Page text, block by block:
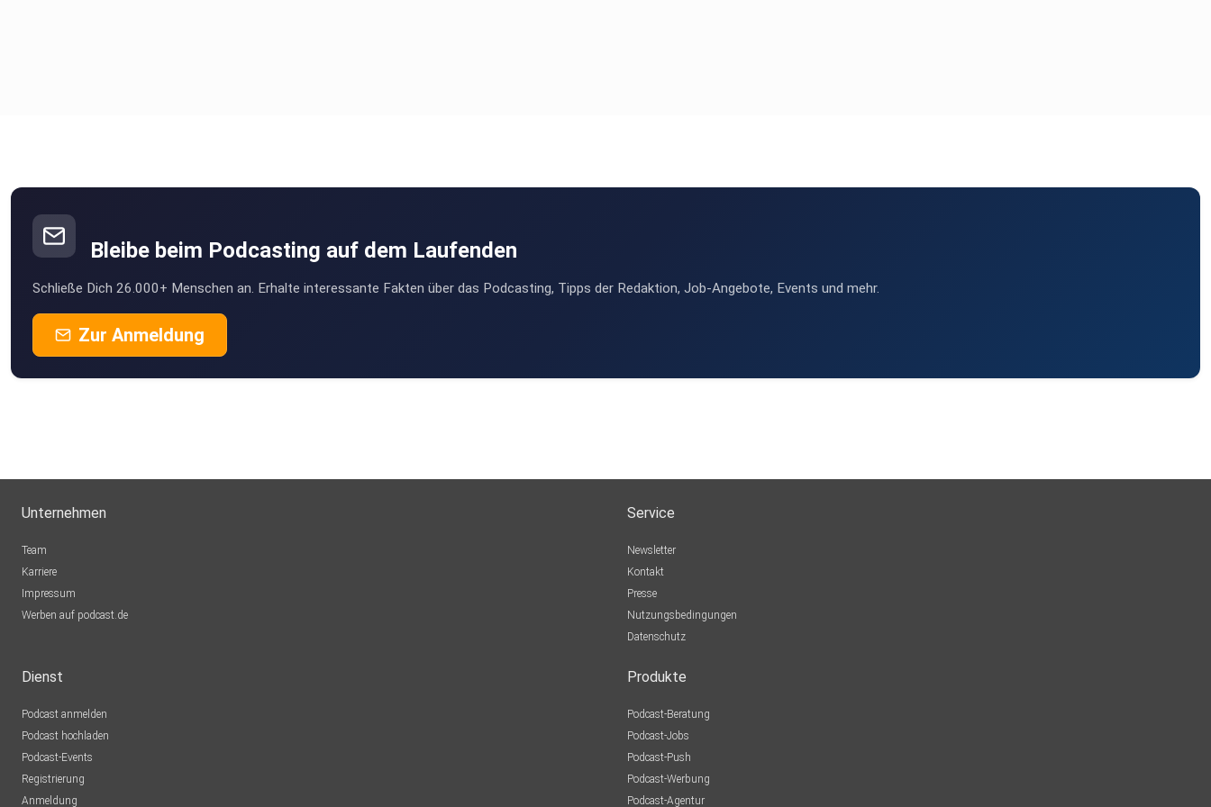
Bleibe beim Podcasting auf dem Laufenden
Schließe Dich 26.000+ Menschen an. Erhalte interessante Fakten über das Podcasting, Tipps der Redaktion, Job-Angebote, Events und mehr.
Zur Anmeldung
Unternehmen
Team
Karriere
Impressum
Werben auf podcast.de
Service
Newsletter
Kontakt
Presse
Nutzungsbedingungen
Datenschutz
Dienst
Podcast anmelden
Podcast hochladen
Podcast-Events
Registrierung
Anmeldung
Produkte
Podcast-Beratung
Podcast-Jobs
Podcast-Push
Podcast-Werbung
Podcast-Agentur